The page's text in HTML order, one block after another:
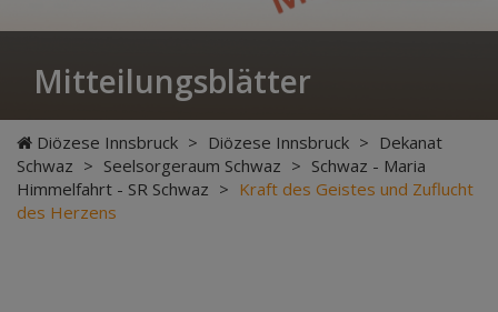
Mitteilungsblätter
Diözese Innsbruck > Diözese Innsbruck > Dekanat
Schwaz > Seelsorgeraum Schwaz > Schwaz - Maria
Himmelfahrt - SR Schwaz > Kraft des Geistes und Zuflucht
des Herzens